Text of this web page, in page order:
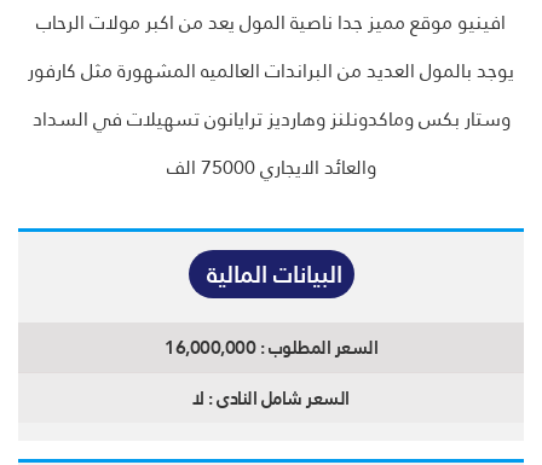
افينيو موقع مميز جدا ناصية المول يعد من اكبر مولات الرحاب
يوجد بالمول العديد من البراندات العالميه المشهورة مثل كارفور
وستار بكس وماكدونلنز وهارديز ترايانون تسهيلات في السداد
والعائد الايجاري 75000 الف
البيانات المالية
السعر المطلوب :16,000,000
السعر شامل النادى :لا